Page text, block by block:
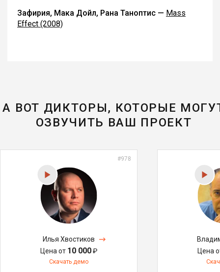
Зафирия, Мака Дойл, Рана Таноптис — Mass
Effect (2008)
А ВОТ ДИКТОРЫ, КОТОРЫЕ
ОЗВУЧИТЬ ВАШ ПРОЕКТ
#978
Илья Хвостиков
Цена от 10 000₽
Скачать демо
Цена